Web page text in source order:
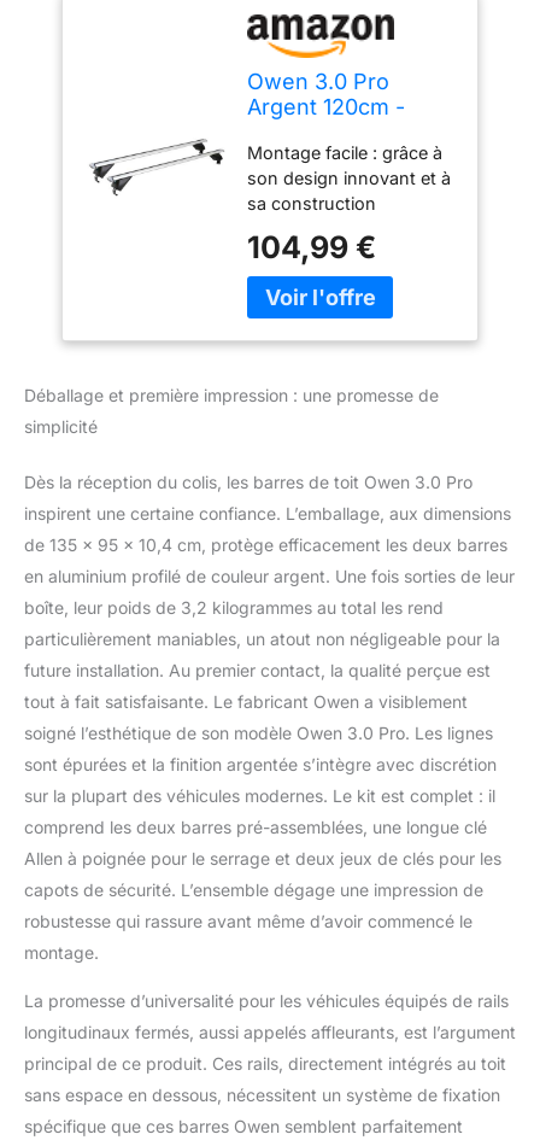
Owen 3.0 Pro
Argent 120cm -
universelles pour
Rails fermés &
affleurants |
Capacité de 90 kg |
Montage en 2 Min |
Certifié TÜV |
Performance
supérieure pour
Montage facile : grâce à
son design innovant et à
sa construction
de toit peut être installée
sans effort en un rien de
temps - 2 minutes
sécurité et une qualité
maximum de confiance.
Aérodynamique : le
minimise la résistance à
l'air et réduit la
consommation de
carburant, tout en
transportant vos
bagages en toute
sécurité. Construction
robuste : cette galerie de
toit est fabriquée avec
des matériaux de haute
capacité de charge
impressionnante de 90
kg pour transporter votre
cargaison en toute
s'adapte parfaitement
aux rails fermés, ce qui
en fait la solution idéale
pour différents types de
104,99 €
Déballage et première impression : une promesse de
simplicité
Dès la réception du colis, les barres de toit Owen 3.0 Pro
inspirent une certaine confiance. L’emballage, aux dimensions
de 135 x 95 x 10,4 cm, protège efficacement les deux barres
en aluminium profilé de couleur argent. Une fois sorties de leur
boîte, leur poids de 3,2 kilogrammes au total les rend
particulièrement maniables, un atout non négligeable pour la
future installation. Au premier contact, la qualité perçue est
tout à fait satisfaisante. Le fabricant Owen a visiblement
soigné l’esthétique de son modèle Owen 3.0 Pro. Les lignes
sont épurées et la finition argentée s’intègre avec discrétion
sur la plupart des véhicules modernes. Le kit est complet : il
comprend les deux barres pré-assemblées, une longue clé
Allen à poignée pour le serrage et deux jeux de clés pour les
capots de sécurité. L’ensemble dégage une impression de
robustesse qui rassure avant même d’avoir commencé le
montage.
La promesse d’universalité pour les véhicules équipés de rails
longitudinaux fermés, aussi appelés affleurants, est l’argument
principal de ce produit. Ces rails, directement intégrés au toit
sans espace en dessous, nécessitent un système de fixation
spécifique que ces barres Owen semblent parfaitement